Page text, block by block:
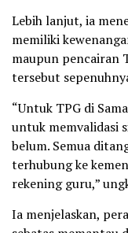
Lebih lanjut, ia
memiliki
maupun pencairan
tersebut
“Untuk TPG di
untuk memvalidasi
belum. Semua
terhubung ke
rekening guru,”
Ia menjelaskan,